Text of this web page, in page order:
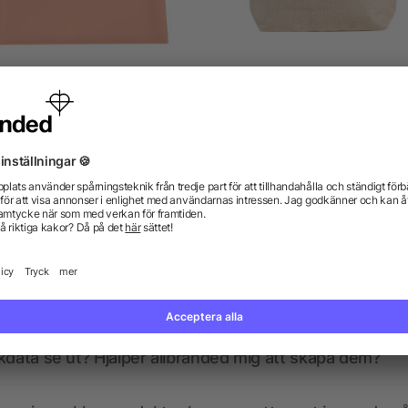
Necessär i frostad plast
Vi har svaren.
se ut? Hjälper allbranded mig att skapa dem?